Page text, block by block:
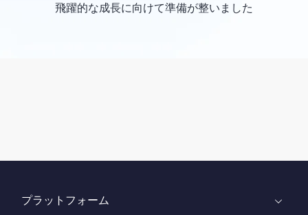
飛躍的な成長に向けて準備が整いました
プラットフォーム